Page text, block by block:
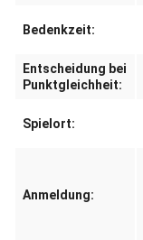
Bedenkzeit:
Entscheidung bei
Punktgleichheit:
Spielort:
Anmeldung: